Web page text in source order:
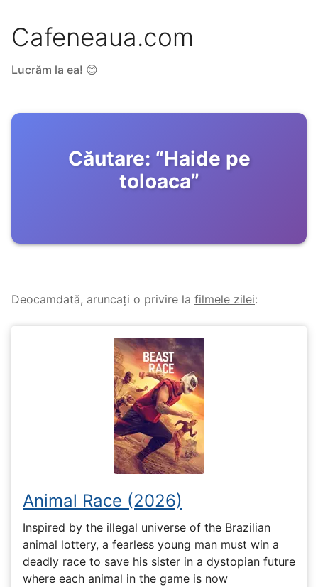
Cafeneaua.com
Lucrăm la ea! 😊
Căutare: “Haide pe
toloaca”
Deocamdată, aruncați o privire la filmele zilei:
Animal Race (2026)
Inspired by the illegal universe of the Brazilian
animal lottery, a fearless young man must win a
deadly race to save his sister in a dystopian future
where each animal in the game is now